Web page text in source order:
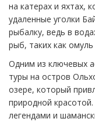
на катерах и яхтах,
удаленные уголки
рыбалку, ведь в
рыб, таких как омуль
Одним из ключевых
туры на остров
озере, который
природной
легендами и